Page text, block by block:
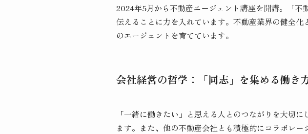
2024年5月から不動産エージェント講座を開講。「
伝えることに力を入れています。不動産業界の健全
のエージェントを育てています。
会社経営の哲学：「同志」を集める働き
「一緒に働きたい」と思える人とのつながりを大切
ます。また、他の不動産会社とも積極的にコラボレ